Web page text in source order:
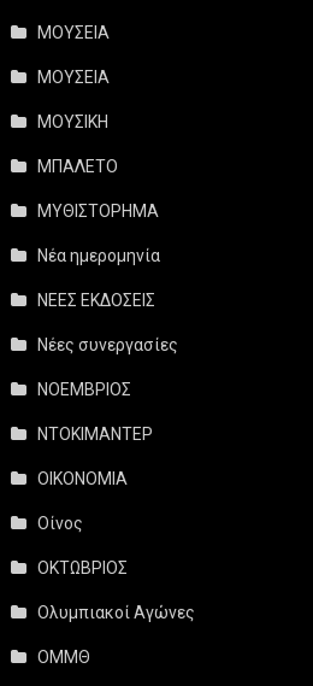
ΜΟΥΣΕΙΑ
ΜΟΥΣΕΙΑ
ΜΟΥΣΙΚΗ
ΜΠΑΛΕΤΟ
ΜΥΘΙΣΤΟΡΗΜΑ
Νέα ημερομηνία
ΝΕΕΣ ΕΚΔΟΣΕΙΣ
Νέες συνεργασίες
ΝΟΕΜΒΡΙΟΣ
ΝΤΟΚΙΜΑΝΤΕΡ
ΟΙΚΟΝΟΜΙΑ
Οίνος
ΟΚΤΩΒΡΙΟΣ
Ολυμπιακοί Αγώνες
ΟΜΜΘ